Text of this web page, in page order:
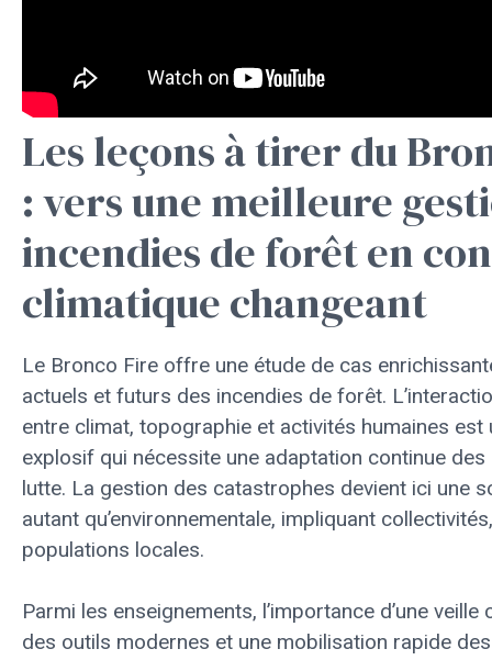
Les leçons à tirer du
: vers une meilleure
incendies de forêt en
climatique changeant
Le Bronco Fire offre une étude de cas
actuels et futurs des incendies de forêt.
entre climat, topographie et activités humaines est
explosif qui nécessite une adaptation continue
lutte. La gestion des catastrophes devient ici une
autant qu’environnementale, impliquant
populations locales.
Parmi les enseignements, l’importance d’une veille
des outils modernes et une mobilisation rapide